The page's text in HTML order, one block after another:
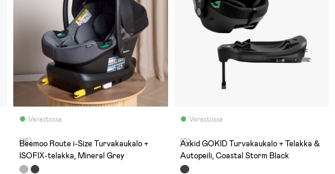
Varastossa
(16)
Beemoo Route i-Size Turvakaukalo +
ISOFIX-telakka, Mineral Grey
Varastossa
(0)
Axkid GOKID Turvakaukalo + Telakka &
Autopeili, Coastal Storm Black